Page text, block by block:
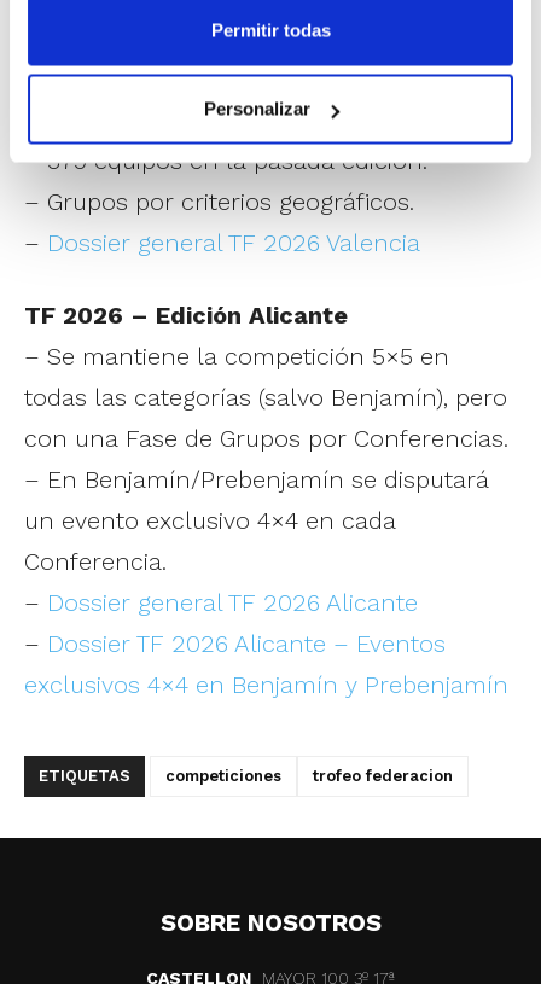
Permitir todas
Personalizar
TF 2026 – Edición Valencia
– Se mantiene la competición 5×5 en
todas las categorías.
– 579 equipos en la pasada edición.
– Grupos por criterios geográficos.
– Dossier general TF 2026 Valencia
TF 2026 – Edición Alicante
– Se mantiene la competición 5×5 en
todas las categorías (salvo Benjamín), pero
con una Fase de Grupos por Conferencias.
– En Benjamín/Prebenjamín se disputará
un evento exclusivo 4×4 en cada
Conferencia.
– Dossier general TF 2026 Alicante
– Dossier TF 2026 Alicante – Eventos
exclusivos 4×4 en Benjamín y Prebenjamín
ETIQUETAS competiciones trofeo federacion
SOBRE NOSOTROS
CASTELLON MAYOR 100 3º 17ª